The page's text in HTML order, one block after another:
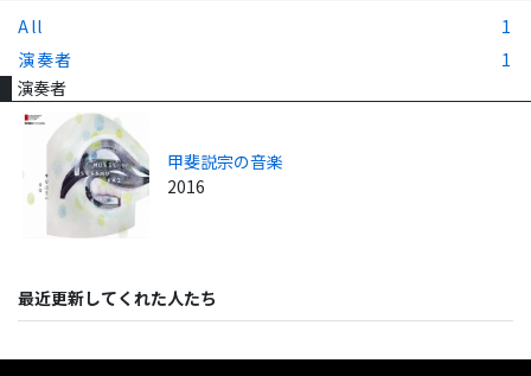
All
1
演奏者
1
演奏者
甲斐説宗の音楽
2016
最近更新してくれた人たち